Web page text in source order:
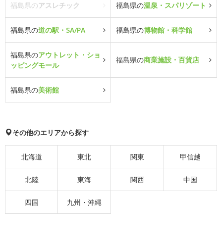
福島県のアスレチック 福島県の温泉・スパリゾート
福島県の道の駅・SA/PA 福島県の博物館・科学館
福島県のアウトレット・ショ
ッピングモール
福島県の商業施設・百貨店
福島県の美術館
その他のエリアから探す
北海道 東北 関東 甲信越
北陸 東海 関西 中国
四国 九州・沖縄